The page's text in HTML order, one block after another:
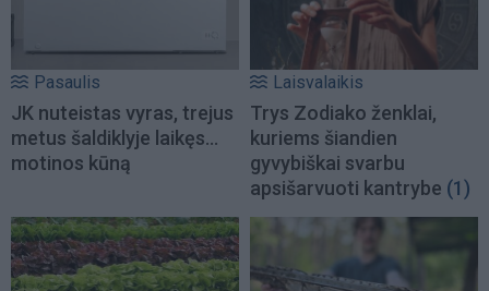
Pasaulis
JK nuteistas vyras, trejus
metus šaldiklyje laikęs...
motinos kūną
Laisvalaikis
Trys Zodiako ženklai,
kuriems šiandien
gyvybiškai svarbu
apsišarvuoti kantrybe (1)